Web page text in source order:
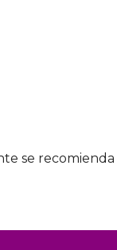
se recomienda